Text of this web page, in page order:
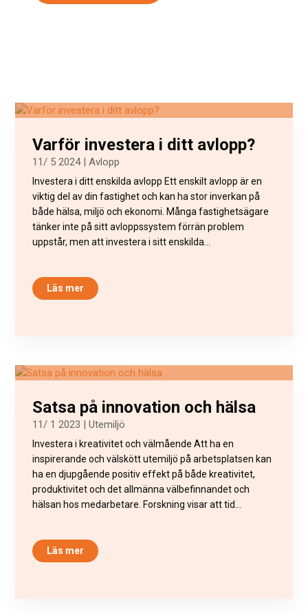
Varför investera i ditt avlopp?
11/ 5 2024|Avlopp
Investera i ditt enskilda avlopp Ett enskilt avlopp är en
viktig del av din fastighet och kan ha stor inverkan på
både hälsa, miljö och ekonomi. Många fastighetsägare
tänker inte på sitt avloppssystem förrän problem
uppstår, men att investera i sitt enskilda...
Läs mer
Satsa på innovation och hälsa
11/ 1 2023 |Utemiljö
Investera i kreativitet och välmående Att ha en
inspirerande och välskött utemiljö på arbetsplatsen kan
ha en djupgående positiv effekt på både kreativitet,
produktivitet och det allmänna välbefinnandet och
hälsan hos medarbetare. Forskning visar att tid...
Läs mer